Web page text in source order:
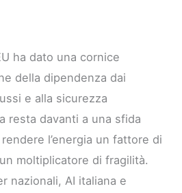
ha dato una cornice
della dipendenza dai
e alla sicurezza
resta davanti a una sfida
l’energia un fattore di
moltiplicatore di fragilità.
nazionali, AI italiana e